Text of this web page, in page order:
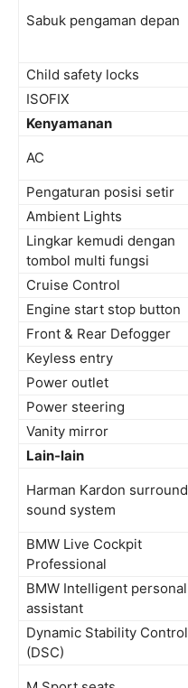
Sabuk pengaman depan
Child safety locks
ISOFIX
Kenyamanan
AC
Pengaturan posisi setir
Ambient Lights
Lingkar kemudi dengan
tombol multi fungsi
Cruise Control
Engine start stop button
Front & Rear Defogger
Keyless entry
Power outlet
Power steering
Vanity mirror
Lain-lain
Harman Kardon surround
sound system
BMW Live Cockpit
Professional
BMW Intelligent personal
assistant
Dynamic Stability Control
(DSC)